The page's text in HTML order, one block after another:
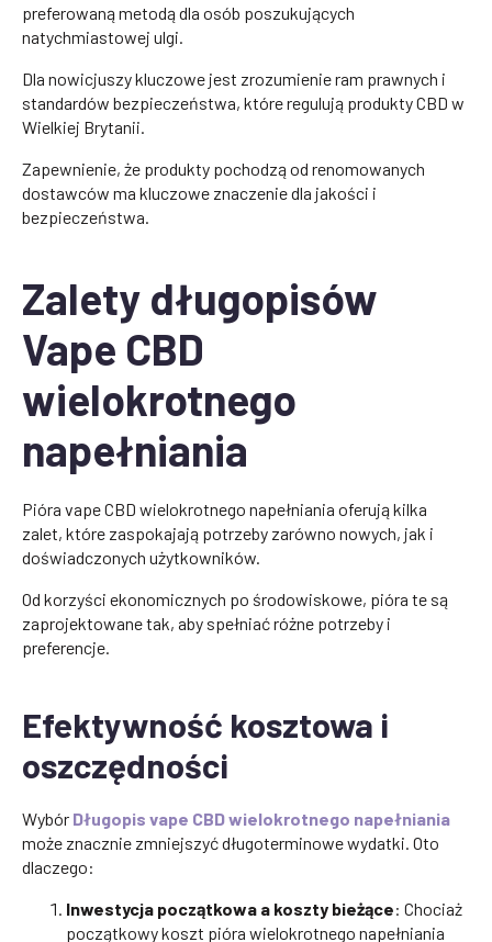
preferowaną metodą dla osób poszukujących
natychmiastowej ulgi.
Dla nowicjuszy kluczowe jest zrozumienie ram prawnych i
standardów bezpieczeństwa, które regulują produkty CBD w
Wielkiej Brytanii.
Zapewnienie, że produkty pochodzą od renomowanych
dostawców ma kluczowe znaczenie dla jakości i
bezpieczeństwa.
Zalety długopisów
Vape CBD
wielokrotnego
napełniania
Pióra vape CBD wielokrotnego napełniania oferują kilka
zalet, które zaspokajają potrzeby zarówno nowych, jak i
doświadczonych użytkowników.
Od korzyści ekonomicznych po środowiskowe, pióra te są
zaprojektowane tak, aby spełniać różne potrzeby i
preferencje.
Efektywność kosztowa i
oszczędności
Wybór Długopis vape CBD wielokrotnego napełniania
może znacznie zmniejszyć długoterminowe wydatki. Oto
dlaczego:
Inwestycja początkowa a koszty bieżące: Chociaż
początkowy koszt pióra wielokrotnego napełniania